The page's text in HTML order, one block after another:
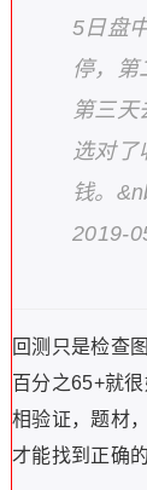
5日盘
停，第
第三天
选对了
钱。
2019-
回测只是检查
百分之65+就
相验证，题材
才能找到正确